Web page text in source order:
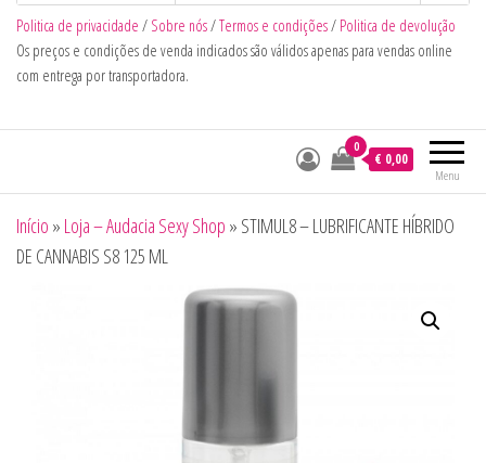
Politica de privacidade / Sobre nós/Termos e condições/ Politica de devolução
Os preços e condições de venda indicados são válidos apenas para vendas online
com entrega por transportadora.
Menu
0
€ 0,00
Início » Loja – Audacia Sexy Shop » STIMUL8 – LUBRIFICANTE HÍBRIDO
DE CANNABIS S8 125 ML